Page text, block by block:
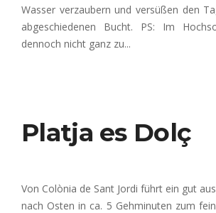
Wasser verzaubern und versüßen den
abgeschiedenen Bucht. PS: Im
dennoch nicht ganz zu...
Platja es Dolç
Von Colònia de Sant Jordi führt ein gut
nach Osten in ca. 5 Gehminuten zum